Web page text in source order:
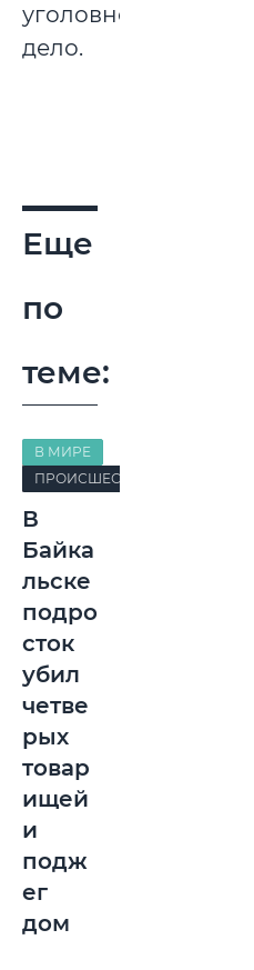
уголовное
дело.
Еще
по
теме:
В МИРЕ
ПРОИСШЕСТВИЯ
В
Байка
льске
подро
сток
убил
четве
рых
товар
ищей
и
подж
ег
дом